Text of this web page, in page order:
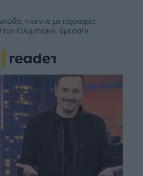
«πέντε μεταγραφές
Ολυμπιακό, άμεσα!»